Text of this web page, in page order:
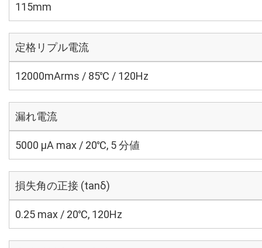
115mm
定格リプル電流
12000mArms / 85℃ / 120Hz
漏れ電流
5000 μA max / 20℃, 5 分値
損失角の正接 (tanδ)
0.25 max / 20℃, 120Hz